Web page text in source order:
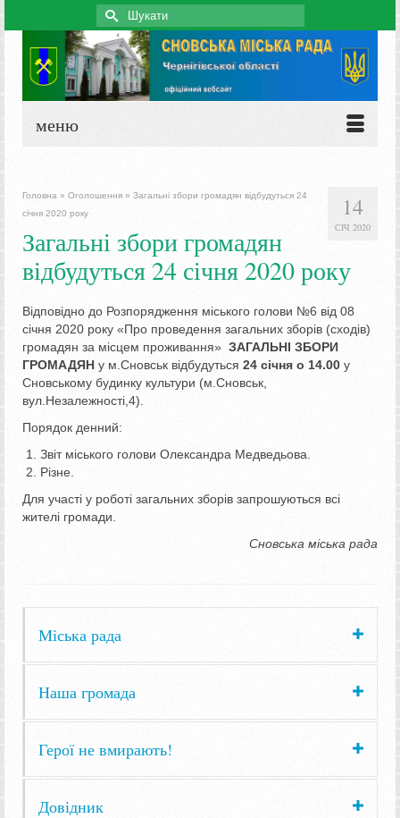
Search
for:
меню
14
СІЧ 2020
Головна » Оголошення » Загальні збори громадян відбудуться 24
січня 2020 року
Загальні збори громадян
відбудуться 24 січня 2020 року
Відповідно до Розпорядження міського голови №6 від 08
січня 2020 року «Про проведення загальних зборів (сходів)
громадян за місцем проживання» ЗАГАЛЬНІ ЗБОРИ
ГРОМАДЯН у м.Сновськ відбудуться 24 січня о 14.00 у
Сновському будинку культури (м.Сновськ,
вул.Незалежності,4).
Порядок денний:
Звіт міського голови Олександра Медведьова.
Різне.
Для участі у роботі загальних зборів запрошуються всі
жителі громади.
Сновська міська рада
Міська рада
Наша громада
Герої не вмирають!
Довідник